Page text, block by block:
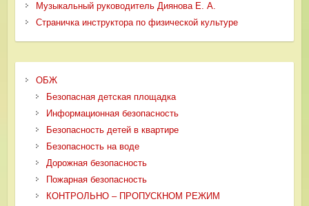
Музыкальный руководитель Диянова Е. А.
Страничка инструктора по физической культуре
ОБЖ
Безопасная детская площадка
Информационная безопасность
Безопасность детей в квартире
Безопасность на воде
Дорожная безопасность
Пожарная безопасность
КОНТРОЛЬНО – ПРОПУСКНОМ РЕЖИМ